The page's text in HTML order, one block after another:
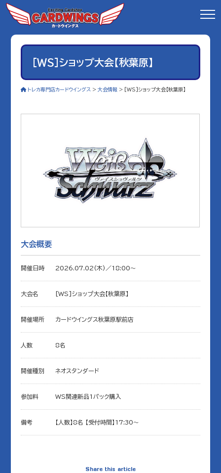
[WS]ショップ大会【秋葉原】
トレカ専門店カードウイングス >大会情報 > [WS]ショップ大会【秋葉原】
大会概要
開催日時 2026.07.02(木)／18:00〜
大会名 [WS]ショップ大会【秋葉原】
開催場所 カードウイングス秋葉原駅前店
人数 8名
開催種別 ネオスタンダード
参加料 WS関連新品1パック購入
備考 【人数】8名 【受付時間】17:30～
Share this article